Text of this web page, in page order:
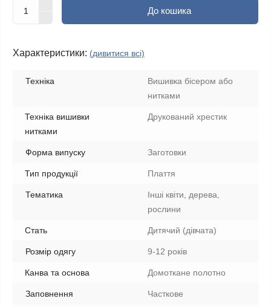
До кошика
Характеристики: (дивитися всі)
Техніка
Вишивка бісером або
нитками
Техніка вишивки
нитками
Друкований хрестик
Форма випуску Заготовки
Тип продукції Плаття
Тематика
Інші квіти, дерева,
рослини
Стать Дитячий (дівчата)
Розмір одягу 9-12 років
Канва та основа Домоткане полотно
Заповнення Часткове